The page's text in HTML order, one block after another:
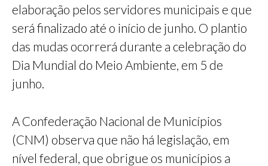
elaboração pelos servidores municipais e que
será finalizado até o início de junho. O plantio
das mudas ocorrerá durante a celebração do
Dia Mundial do Meio Ambiente, em 5 de
junho.
A Confederação Nacional de Municípios
(CNM) observa que não há legislação, em
nível federal, que obrigue os municípios a